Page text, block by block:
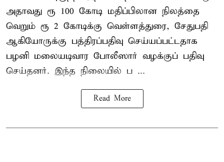
அதாவது ரூ 100 கோடி மதிப்பிலான நிலத்தை
வெறும் ரூ 2 கோடிக்கு வெள்ளத்துரை, சேதுபதி
ஆகியோருக்கு பத்திரப்பதிவு செய்யப்பட்டதாக
பழனி மலையடிவார போலீஸார் வழக்குப் பதிவு
செய்தனர். இந்த நிலையில் ப ...
Read More